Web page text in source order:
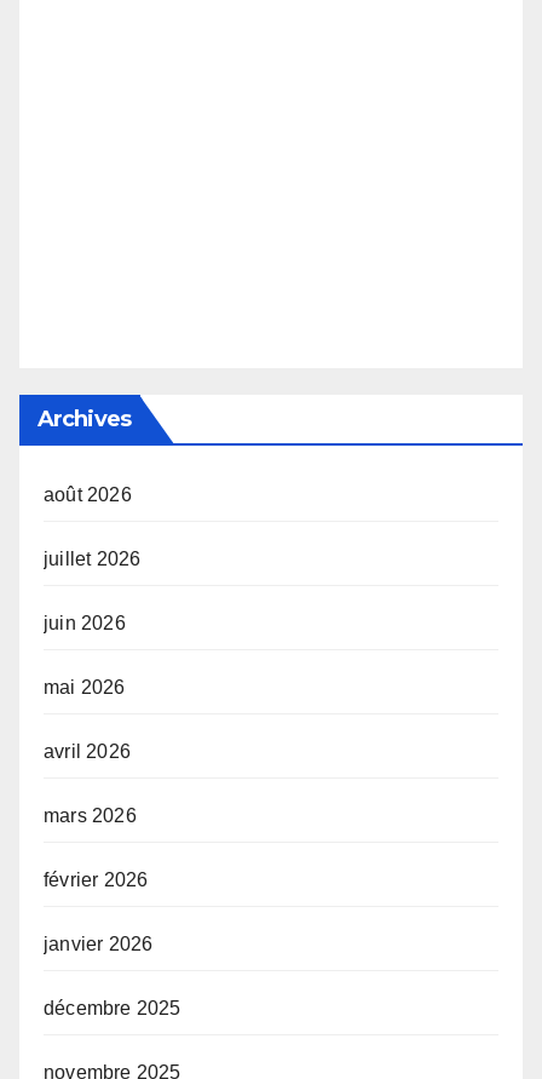
Archives
août 2026
juillet 2026
juin 2026
mai 2026
avril 2026
mars 2026
février 2026
janvier 2026
décembre 2025
novembre 2025